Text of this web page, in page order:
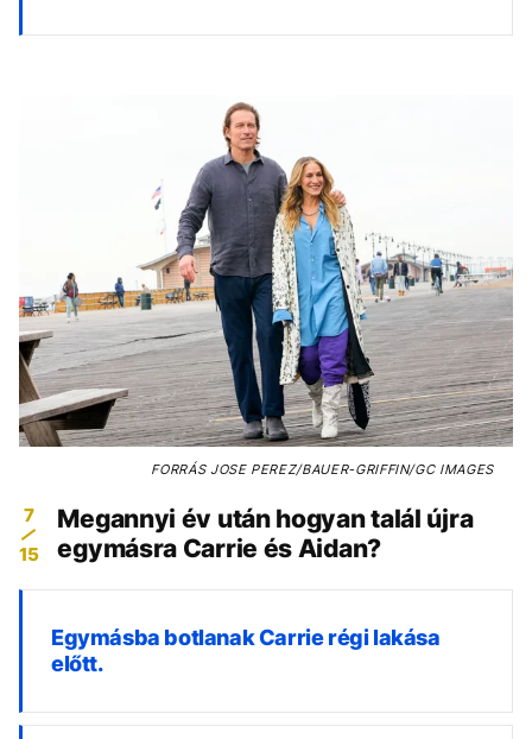
FORRÁSJOSE PEREZ/BAUER-GRIFFIN/GC IMAGES
7
15
Megannyi év után hogyan talál újra
egymásra Carrie és Aidan?
Egymásba botlanak Carrie régi lakása
előtt.